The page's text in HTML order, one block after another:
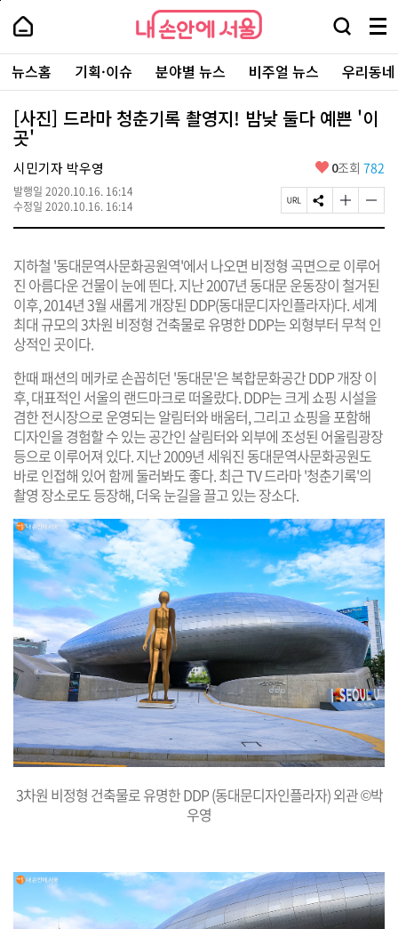
본
로
가
내
손
안
에
서
울
-
서
울
시
대
표
소
통
포
내
손
에
울
검
창
열
기
메
뉴
전
체
보
기
주
요
서
뉴스홈 기획·이슈 분야별 뉴스 비주얼 뉴스 우리동
[사진] 드라마 청춘기록 촬영지! 밤낮 둘다 예쁜 '이
곳'
시민기자 박우영
발행일 2020.10.16. 16:14
수정일 2020.10.16. 16:14
좋
요
0조회 782
페
이
R
L
복
사
S
N
유
하
기
글
자
크
게
변
경
하
글
자
작
게
변
경
하
지하철 '동대문역사문화공원역'에서 나오면 비정형 곡면으로 이루어
진 아름다운 건물이 눈에 띈다. 지난 2007년 동대문 운동장이 철거된
이후, 2014년 3월 새롭게 개장된 DDP(동대문디자인플라자)다. 세계
최대 규모의 3차원 비정형 건축물로 유명한 DDP는 외형부터 무척 인
상적인 곳이다.
한때 패션의 메카로 손꼽히던 '동대문'은 복합문화공간 DDP 개장 이
후, 대표적인 서울의 랜드마크로 떠올랐다. DDP는 크게 쇼핑 시설을
겸한 전시장으로 운영되는 알림터와 배움터, 그리고 쇼핑을 포함해
디자인을 경험할 수 있는 공간인 살림터와 외부에 조성된 어울림광장
등으로 이루어져 있다. 지난 2009년 세워진 동대문역사문화공원도
바로 인접해 있어 함께 둘러봐도 좋다. 최근 TV 드라마 '청춘기록'의
촬영 장소로도 등장해, 더욱 눈길을 끌고 있는 장소다.
3차원 비정형 건축물로 유명한 DDP (동대문디자인플라자) 외관 ©박
우영
페
상
단
로